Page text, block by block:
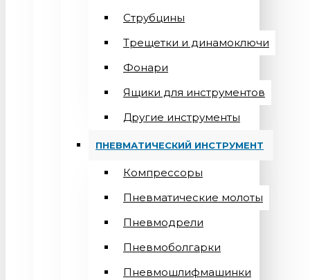
Струбцины
Трещетки и динамоключи
Фонари
Ящики для инструментов
Другие инструменты
ПНЕВМАТИЧЕСКИЙ ИНСТРУМЕНТ
Компрессоры
Пневматические молоты
Пневмодрели
Пневмоболгарки
Пневмошлифмашинки